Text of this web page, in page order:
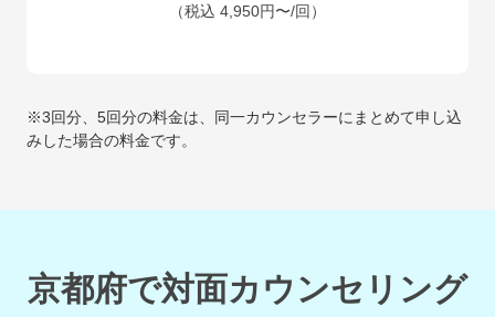
（税込 4,950円〜/回）
※3回分、5回分の料金は、同一カウンセラーにまとめて申し込
みした場合の料金です。
京都府で対面カウンセリング